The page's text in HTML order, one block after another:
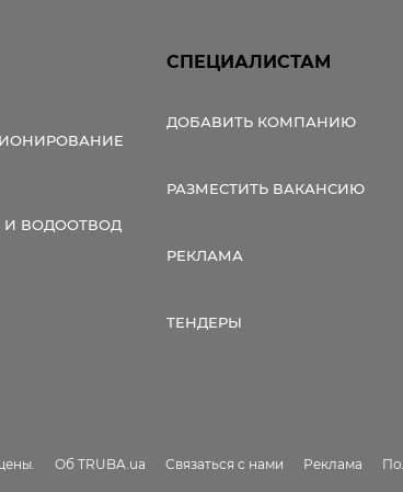
ВОДООТВОД
СПЕЦИАЛИСТАМ
ДОБАВИТЬ КОМПАНИЮ
РАЗМЕСТИТЬ ВАКАНСИЮ
РЕКЛАМА
ТЕНДЕРЫ
Об TRUBA.ua Связаться с нами Реклама